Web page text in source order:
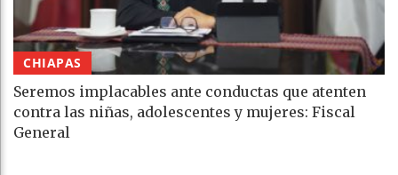
CHIAPAS
Seremos implacables ante conductas que atenten
contra las niñas, adolescentes y mujeres: Fiscal
General